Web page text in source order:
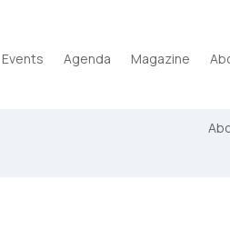
Events Agenda Magazine